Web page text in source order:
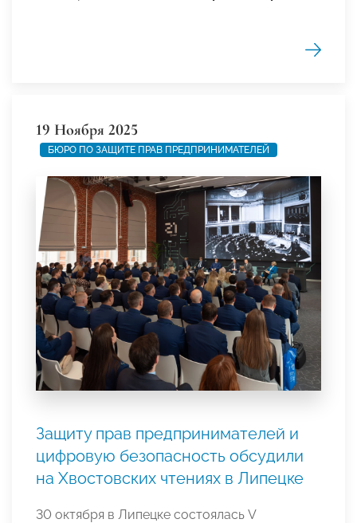
19 Ноября 2025
БЮРО ПО ЗАЩИТЕ ПРАВ ПРЕДПРИНИМАТЕЛЕЙ
Защиту прав предпринимателей и
цифровую безопасность обсудили
на Хвостовских чтениях в Липецке
30 октября в Липецке состоялась V